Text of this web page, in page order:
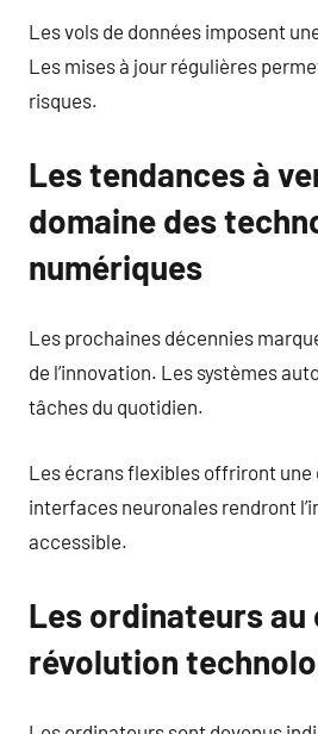
Les vols de données imposent
Les mises à jour régulières
risques.
Les tendances à
domaine des
numériques
Les prochaines décennies
de l’innovation. Les systèmes
tâches du quotidien.
Les écrans flexibles offriront
interfaces neuronales rendront
accessible.
Les ordinateurs
révolution